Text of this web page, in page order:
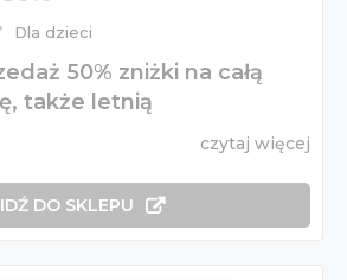
Dla dzieci
50% zniżki na całą
także letnią
czytaj więcej
IDŹ DO SKLEPU